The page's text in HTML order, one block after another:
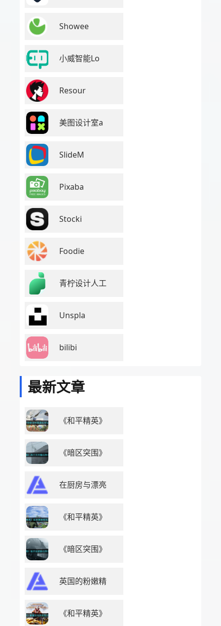
Showee
小威智能Lo
Resour
美图设计室a
SlideM
Pixaba
Stocki
Foodie
青柠设计人工
Unspla
bilibi
最新文章
《和平精英》
《暗区突围》
在厨房与漂亮
《和平精英》
《暗区突围》
英国的粉嫩精
《和平精英》